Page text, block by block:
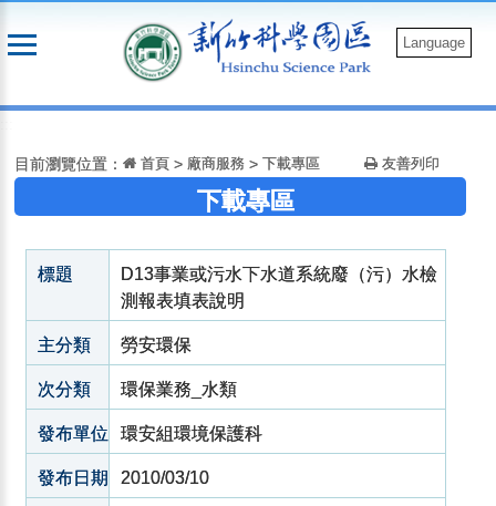
到
Language
目前瀏覽位置： 首頁 > 廠商服務 >下載專區 友善列印
下載專區
標題
D13事業或污水下水道系統廢（污）水檢
測報表填表說明
主分類 勞安環保
次分類 環保業務_水類
發布單位 環安組環境保護科
發布日期 2010/03/10